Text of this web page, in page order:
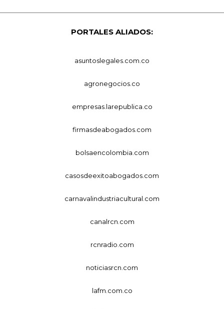
PORTALES ALIADOS:
asuntoslegales.com.co
agronegocios.co
empresas.larepublica.co
firmasdeabogados.com
bolsaencolombia.com
casosdeexitoabogados.com
carnavalindustriacultural.com
canalrcn.com
rcnradio.com
noticiasrcn.com
lafm.com.co